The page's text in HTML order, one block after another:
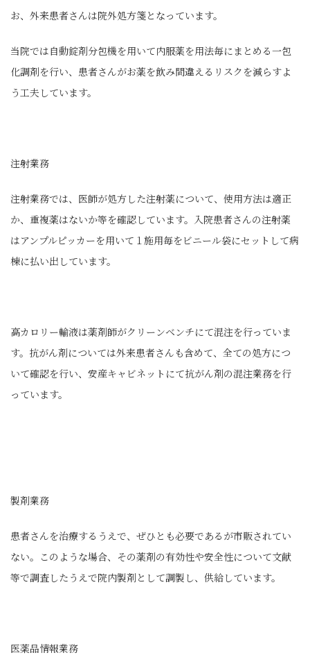
お、外来患者さんは院外処方箋となっています。
当院では自動錠剤分包機を用いて内服薬を用法毎にまとめる一包
化調剤を行い、患者さんがお薬を飲み間違えるリスクを減らすよ
う工夫しています。
注射業務
注射業務では、医師が処方した注射薬について、使用方法は適正
か、重複薬はないか等を確認しています。入院患者さんの注射薬
はアンプルピッカーを用いて１施用毎をビニール袋にセットして病
棟に払い出しています。
高カロリー輸液は薬剤師がクリーンベンチにて混注を行っていま
す。抗がん剤については外来患者さんも含めて、全ての処方につ
いて確認を行い、安産キャビネットにて抗がん剤の混注業務を行
っています。
製剤業務
患者さんを治療するうえで、ぜひとも必要であるが市販されてい
ない。このような場合、その薬剤の有効性や安全性について文献
等で調査したうえで院内製剤として調製し、供給しています。
医薬品情報業務